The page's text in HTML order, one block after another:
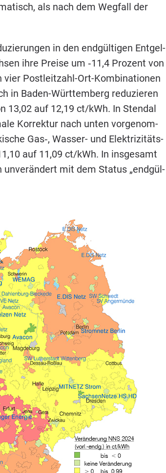
als nach dem Weg­fall der
in den end­gül­ti­gen Ent­gel­
ihre Prei­se um ‑11,4 Pro­zent von
vier Post­leit­zahl-Ort-Kom­bi­na­tio­nen
in Baden-Würt­tem­berg redu­zie­ren
13,02 auf 12,19 ct/​kWh. In Stend­al
Kor­rek­tur nach unten vor­ge­nom­
Gas‑, Was­ser- und Elek­tri­zi­täts­
,10 auf 11,09 ct/​kWh. In ins­ge­samt
unver­än­dert mit dem Sta­tus „end­gül­